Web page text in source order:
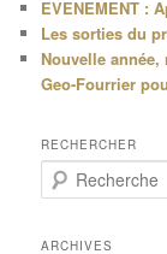
EVENEMENT :
Les sorties du
Nouvelle
Geo-Fourrier
RECHERCHER
e
h
ARCHIVES